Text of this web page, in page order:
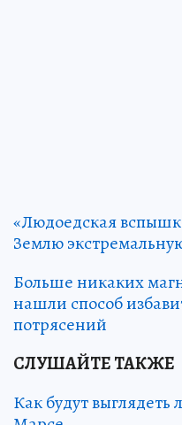
«Людоедская
Землю
Больше никаких
нашли способ
потрясений
СЛУШАЙТЕ ТАКЖЕ
Как будут